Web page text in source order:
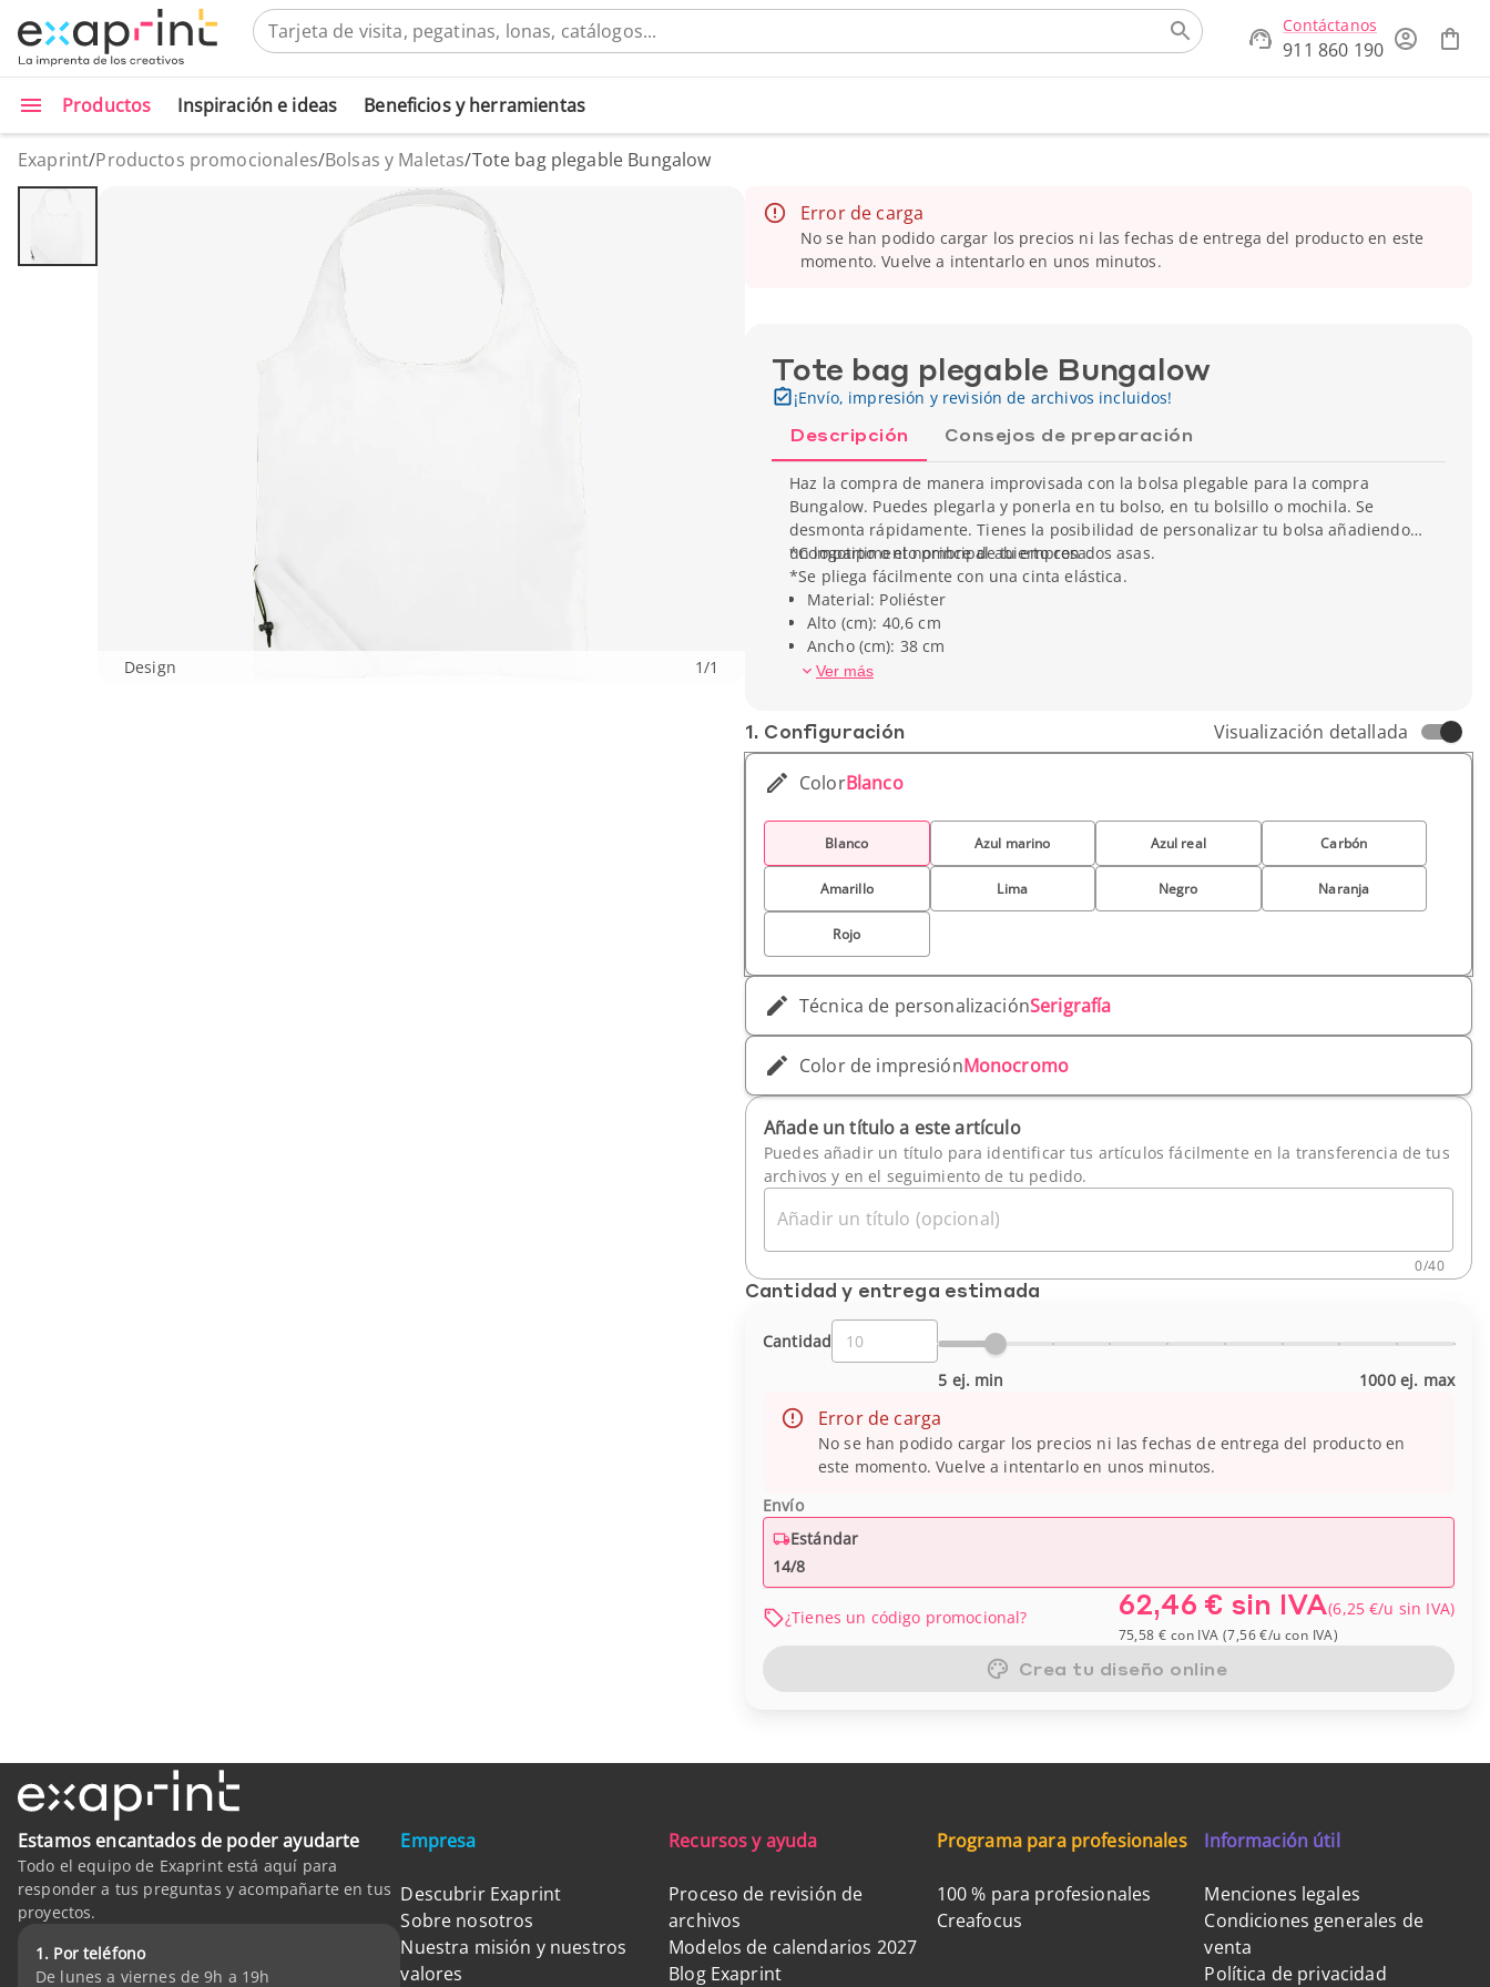
Contáctanos
911 860 190
Productos Inspiración e ideas Beneficios y herramientas
Exaprint/Productos promocionales/Bolsas y Maletas/Tote bag plegable Bungalow
Design 1/1
Error de carga
No se han podido cargar los precios ni las fechas de entrega del producto en este
momento. Vuelve a intentarlo en unos minutos.
Tote bag plegable Bungalow
¡Envío, impresión y revisión de archivos incluidos!
Descripción Consejos de preparación
Haz la compra de manera improvisada con la bolsa plegable para la compra
Bungalow. Puedes plegarla y ponerla en tu bolso, en tu bolsillo o mochila. Se
desmonta rápidamente. Tienes la posibilidad de personalizar tu bolsa añadiendo
un logotipo o el nombre de tu empresa.
*Compartimento principal abierto con dos asas.
*Se pliega fácilmente con una cinta elástica.
Material: Poliéster
Alto (cm): 40,6 cm
Ancho (cm): 38 cm
Peso unitario: 44 g
Ver más
1. Conf­iguración Visualización detallada
ColorBlanco
Blanco Azul marino Azul real Carbón
Amarillo Lima Negro Naranja
Rojo
Técnica de personalizaciónSerigrafía
Color de impresiónMonocromo
Añade un título a este artículo
Puedes añadir un título para identificar tus artículos fácilmente en la transferencia de tus
archivos y en el seguimiento de tu pedido.
Añadir un título (opcional)
0/40
Cantidad y entrega estimada
Cantidad
5 ej. min
1000 ej. max
Error de carga
No se han podido cargar los precios ni las fechas de entrega del producto en
este momento. Vuelve a intentarlo en unos minutos.
Envío
Estándar
14/8
¿Tienes un código promocional? 62,46 € sin IVA(6,25 €/u sin IVA)
75,58 € con IVA (7,56 €/ucon IVA)
Crea tu diseño online
Estamos encantados de poder ayudarte
Todo el equipo de Exaprint está aquí para
responder a tus preguntas y acompañarte en tus
proyectos.
1. Por teléfono
De lunes a viernes de 9h a 19h
Empresa
Descubrir Exaprint
Sobre nosotros
Nuestra misión y nuestros
valores
Recursos y ayuda
Proceso de revisión de
archivos
Modelos de calendarios 2027
Blog Exaprint
Programa para profesionales
100 % para profesionales
Creafocus
Información útil
Menciones legales
Condiciones generales de
venta
Política de privacidad